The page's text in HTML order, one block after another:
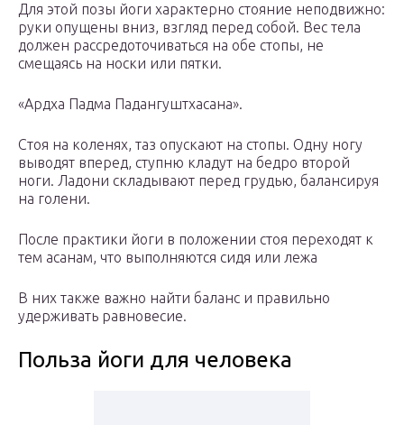
Для этой позы йоги характерно стояние неподвижно:
руки опущены вниз, взгляд перед собой. Вес тела
должен рассредоточиваться на обе стопы, не
смещаясь на носки или пятки.
«Ардха Падма Падангуштхасана».
Стоя на коленях, таз опускают на стопы. Одну ногу
выводят вперед, ступню кладут на бедро второй
ноги. Ладони складывают перед грудью, балансируя
на голени.
После практики йоги в положении стоя переходят к
тем асанам, что выполняются сидя или лежа
В них также важно найти баланс и правильно
удерживать равновесие.
Польза йоги для человека